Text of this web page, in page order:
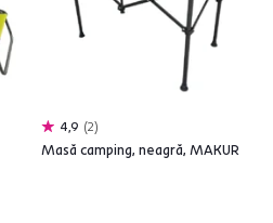
4,9 2
Masă camping, neagră, MAKUR